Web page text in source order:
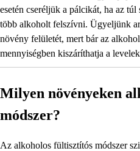
esetén cseréljük a pálcikát, ha az
több alkoholt felszívni. Ügyeljünk
növény felületét, mert bár az
mennyiségben kiszáríthatja a
Milyen növényeken
módszer?
Az alkoholos fültisztítós módszer